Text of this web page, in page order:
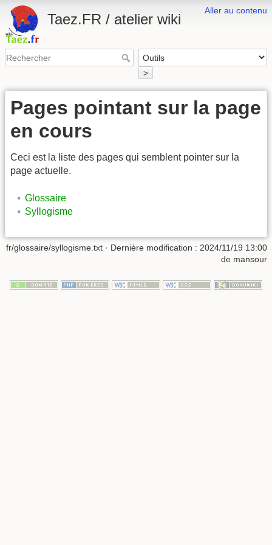
Aller au contenu
Taez.FR / atelier wiki
>
Pages pointant sur la page
en cours
Ceci est la liste des pages qui semblent pointer sur la
page actuelle.
Glossaire
Syllogisme
fr/glossaire/syllogisme.txt · Dernière modification : 2024/11/19 13:00
de mansour